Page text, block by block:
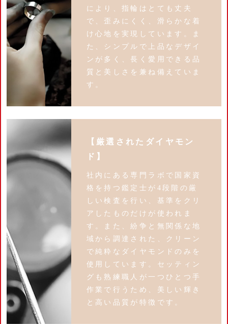
により、指輪はとても丈夫
で、歪みにくく、滑らかな着
け心地を実現しています。ま
た、シンプルで上品なデザイ
ンが多く、長く愛用できる品
質と美しさを兼ね備えていま
す。
【厳選されたダイヤモン
ド】
社内にある専門ラボで国家資
格を持つ鑑定士が4段階の厳
しい検査を行い、基準をクリ
アしたものだけが使われま
す。また、紛争と無関係な地
域から調達された、クリーン
で純粋なダイヤモンドのみを
使用しています。セッティン
グも熟練職人が一つひとつ手
作業で行うため、美しい輝き
と高い品質が特徴です。